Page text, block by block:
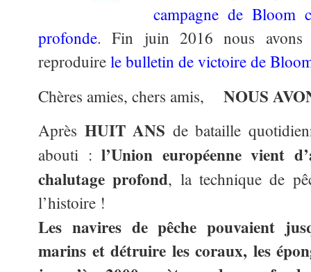
campagne de Bloom
profonde. Fin juin 2016 nous
reproduirele bulletin de victoire de
Chères amies, chers amis, NOUS
Après HUIT ANS de bataille
abouti :l’Union européenne vient
chalutage profond, la technique de
l’histoire !
Les navires de pêche pouvaient
marins et détruire les coraux, les